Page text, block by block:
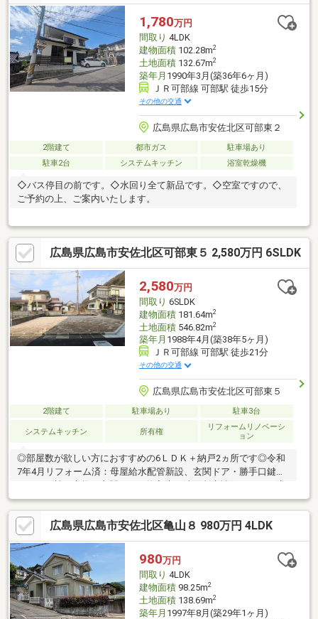
1,780万円
間取り 4LDK
建物面積102.28m2
土地面積132.67m2
築年月 1990年3月(築36年6ヶ月)
ＪＲ可部線 可部駅 徒歩15分
その他の交通
広島県広島市安佐北区可部東２
2階建て 都市ガス
駐車場あり
駐車2台
システムキッチン 浴室乾燥機
◇バス停目の前です。◇水回り全て新品です。◇空室ですので、
ご予約の上、ご案内いたします。
広島県広島市安佐北区可部東５ 2,580万円 6SLDK
2,580万円
間取り 6SLDK
建物面積181.64m2
土地面積546.82m2
築年月 1988年4月(築38年5ヶ月)
ＪＲ可部線 可部駅 徒歩21分
その他の交通
広島県広島市安佐北区可部東５
2階建て 駐車場あり 駐車3台
システムキッチン 所有権
リフォームリノベーシ
ョン
◎部屋数が欲しい方におすすめの6ＬＤＫ＋納戸2ヵ所です◎令和
7年4月リフォーム済：母屋給水配管新設、玄関ドア・勝手口鍵・
子張替、1階母屋台所・2階納戸、南側洋室クロス張替、1階母屋
リビング・2階南側洋室出窓天板補修、給湯器2台新設◎倉庫建築
スペース有◎平成4年6月増築◎マルナカ可部店徒歩約6分◎ラ・
ムー可部店徒歩約7分◎セブンイレブン広島可部3丁目店徒歩約6
分☆水曜日も休まず営業中☆新居探しは、お客様の“思い”を最優
先！のSUMiTAS大町店(株)ケイアイ不動産販売にお任せくださ
い！
広島県広島市安佐北区亀山８ 980万円 4LDK
980万円
間取り 4LDK
建物面積98.25m2
土地面積138.69m2
築年月 1997年8月(築29年1ヶ月)